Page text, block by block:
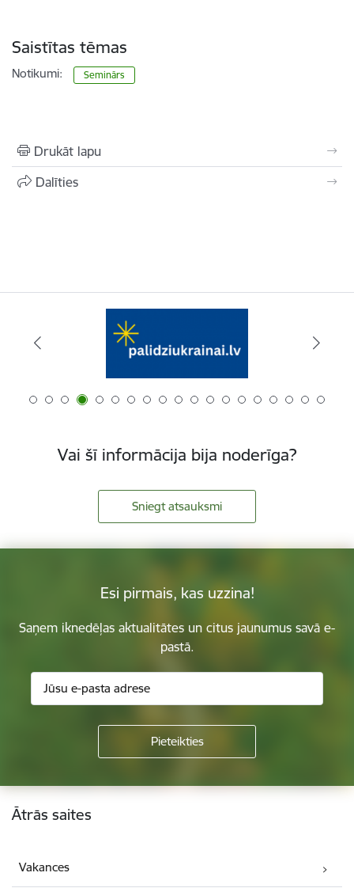
Saistītas tēmas
Notikumi: Seminārs
Drukāt lapu
Dalīties
Vai šī informācija bija noderīga?
Sniegt atsauksmi
Esi pirmais, kas uzzina!
Saņem iknedēļas aktualitātes un citus jaunumus savā e-
pastā.
Kājene
Ātrās saites
Vakances